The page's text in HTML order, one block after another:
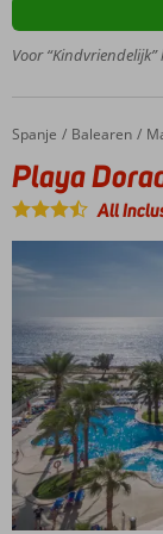
voor jong en
oud
Half-,
of All
Inclusive
mogelijk
Voor
Home
Spanje Balearen
Playa Dorada
Playa
All